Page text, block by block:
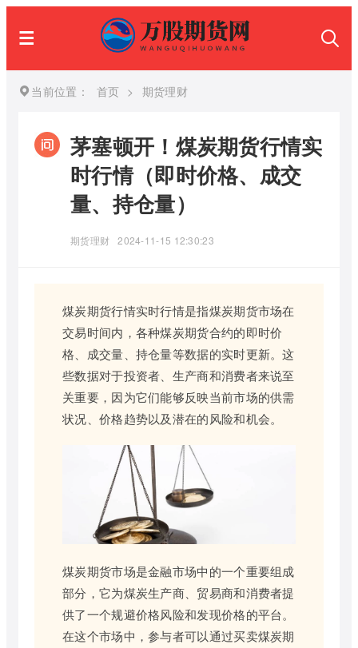
当前位置： 首页 > 期货理财
茅塞顿开！煤炭期货行情实
时行情（即时价格、成交
量、持仓量）
期货理财 2024-11-15 12:30:23
煤炭期货行情实时行情是指煤炭期货市场在
交易时间内，各种煤炭期货合约的即时价
格、成交量、持仓量等数据的实时更新。这
些数据对于投资者、生产商和消费者来说至
关重要，因为它们能够反映当前市场的供需
状况、价格趋势以及潜在的风险和机会。
煤炭期货市场是金融市场中的一个重要组成
部分，它为煤炭生产商、贸易商和消费者提
供了一个规避价格风险和发现价格的平台。
在这个市场中，参与者可以通过买卖煤炭期